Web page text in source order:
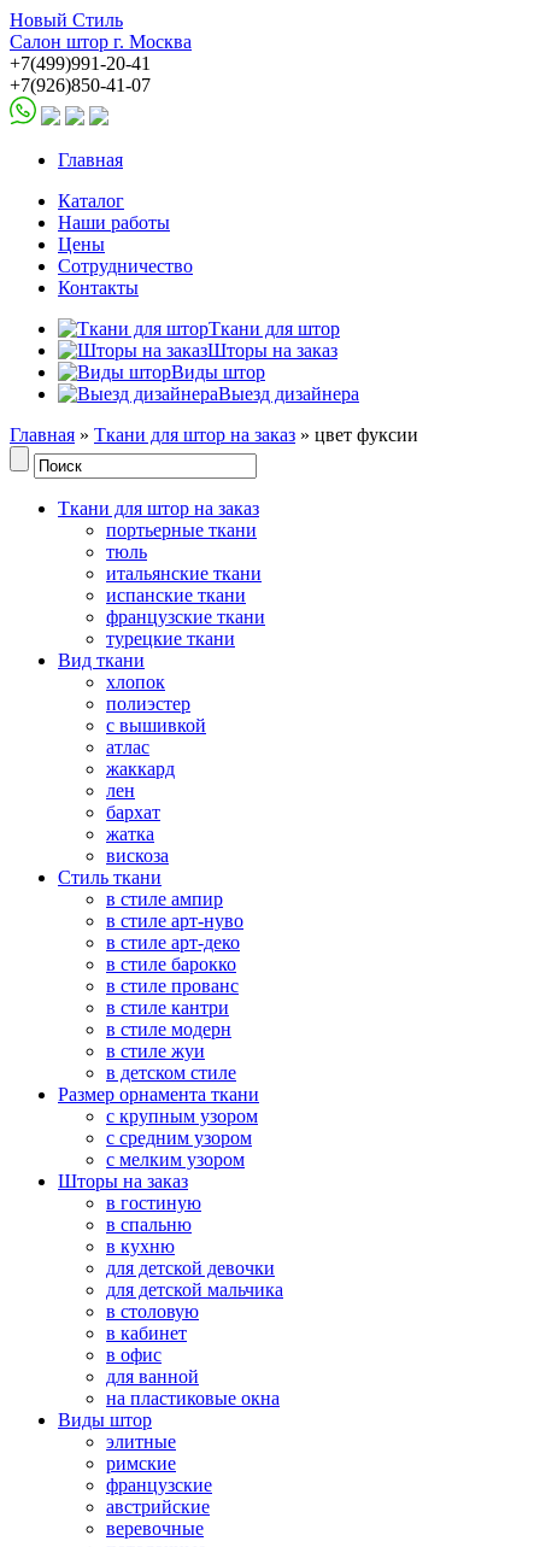
Новый Стиль
Салон штор г. Москва
+7(499)991-20-41
+7(926)850-41-07
Главная
Каталог
Наши работы
Цены
Сотрудничество
Контакты
Ткани для штор
Шторы на заказ
Виды штор
Выезд дизайнера
Главная » Ткани для штор на заказ » цвет фуксии
Ткани для штор на заказ
портьерные ткани
тюль
итальянские ткани
испанские ткани
французские ткани
турецкие ткани
Вид ткани
хлопок
полиэстер
с вышивкой
атлас
жаккард
лен
бархат
жатка
вискоза
Стиль ткани
в стиле ампир
в стиле арт-нуво
в стиле арт-деко
в стиле барокко
в стиле прованс
в стиле кантри
в стиле модерн
в стиле жуи
в детском стиле
Размер орнамента ткани
с крупным узором
с средним узором
с мелким узором
Шторы на заказ
в гостиную
в спальню
в кухню
для детской девочки
для детской мальчика
в столовую
в кабинет
в офис
для ванной
на пластиковые окна
Виды штор
элитные
римские
французские
австрийские
веревочные